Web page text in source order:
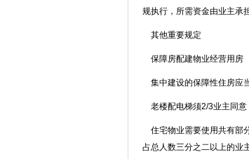
规执行，所需资金由业主承
其他重要规定
保障房配建物业经营用房
集中建设的保障性住房应
老楼配电梯须2/3业主同意
住宅物业需要使用共有部
占总人数三分之二以上的业